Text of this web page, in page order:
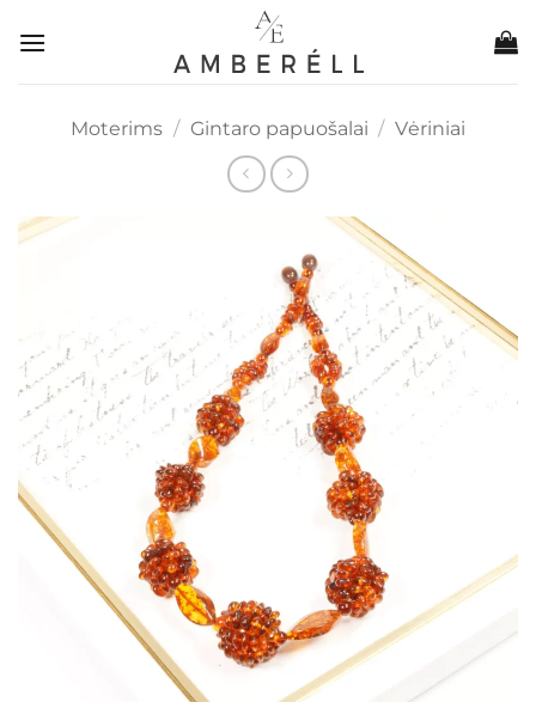
Moterims / Gintaro papuošalai / Vėriniai